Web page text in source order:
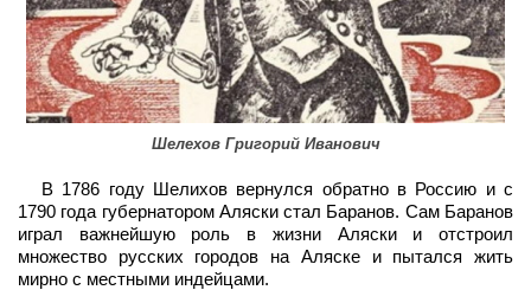
Шелехов Григорий Иванович
В 1786 году Шелихов вернулся обратно в Россию и с
1790 года губернатором Аляски стал Баранов. Сам Баранов
играл важнейшую роль в жизни Аляски и отстроил
множество русских городов на Аляске и пытался жить
мирно с местными индейцами.